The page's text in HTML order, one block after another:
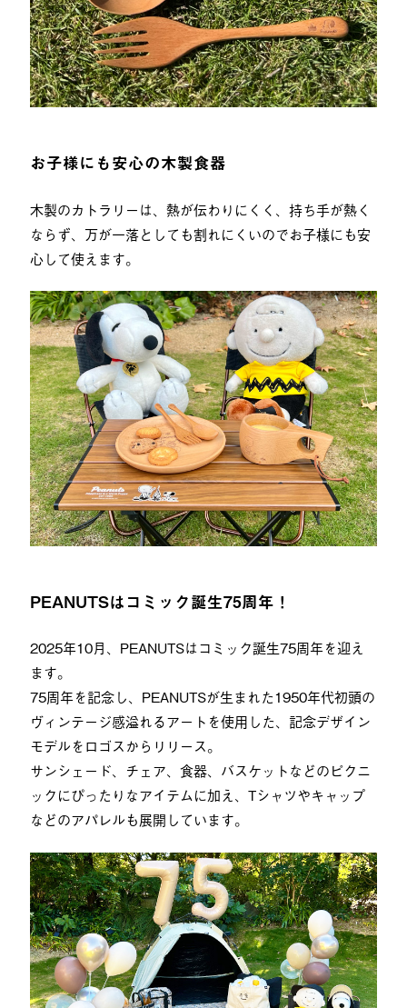
お子様にも安心の木製食器
木製のカトラリーは、熱が伝わりにくく、持ち手が熱く
ならず、万が一落としても割れにくいのでお子様にも安
心して使えます。
PEANUTSはコミック誕生75周年！
2025年10月、PEANUTSはコミック誕生75周年を迎え
ます。
75周年を記念し、PEANUTSが生まれた1950年代初頭の
ヴィンテージ感溢れるアートを使用した、記念デザイン
モデルをロゴスからリリース。
サンシェード、チェア、食器、バスケットなどのピクニ
ックにぴったりなアイテムに加え、Tシャツやキャップ
などのアパレルも展開しています。